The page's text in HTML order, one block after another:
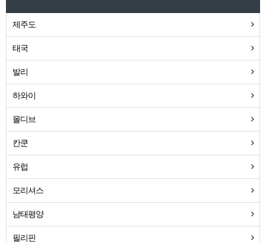
제주도
태국
발리
하와이
몰디브
칸쿤
유럽
모리셔스
남태평양
필리핀